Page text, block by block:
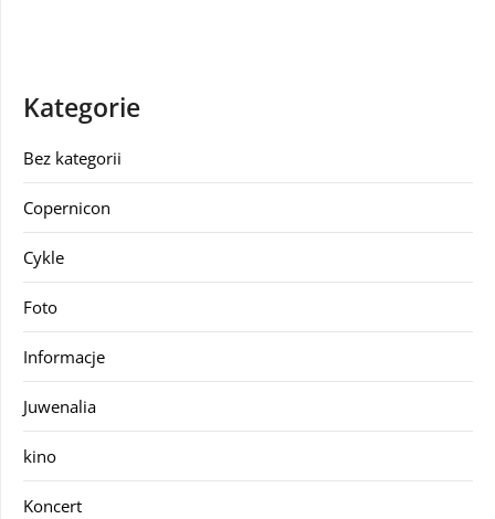
Kategorie
Bez kategorii
Copernicon
Cykle
Foto
Informacje
Juwenalia
kino
Koncert